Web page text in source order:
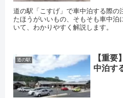
道の駅「こすげ」で車中泊する際の
たほうがいいもの、そもそも車中泊
いて、わかりやすく解説します。
道の駅
【重
中泊す